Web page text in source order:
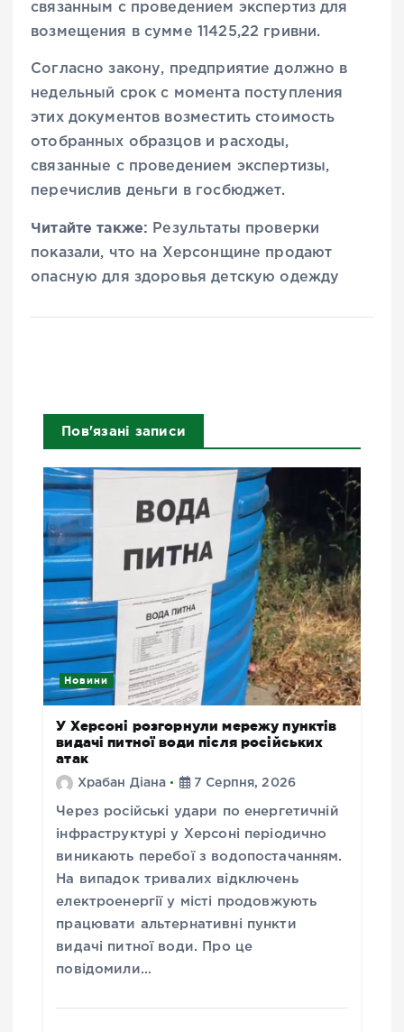
связанным с проведением экспертиз для
возмещения в сумме 11425,22 гривни.
Согласно закону, предприятие должно в
недельный срок с момента поступления
этих документов возместить стоимость
отобранных образцов и расходы,
связанные с проведением экспертизы,
перечислив деньги в госбюджет.
Читайте также: Результаты проверки
показали, что на Херсонщине продают
опасную для здоровья детскую одежду
Пов'язані записи
Новини
У Херсоні розгорнули мережу пунктів
видачі питної води після російських
атак
Храбан Діана 7 Серпня, 2026
Через російські удари по енергетичній
інфраструктурі у Херсоні періодично
виникають перебої з водопостачанням.
На випадок тривалих відключень
електроенергії у місті продовжують
працювати альтернативні пункти
видачі питної води. Про це
повідомили…